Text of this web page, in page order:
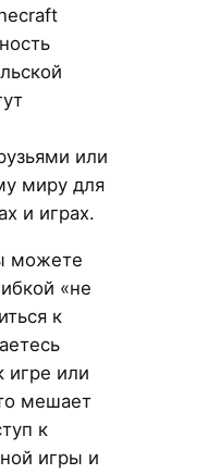
или
миру для
и играх.
можете
«не
к
игре или
мешает
к
игры и